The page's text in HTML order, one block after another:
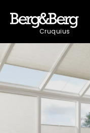
Cruquius